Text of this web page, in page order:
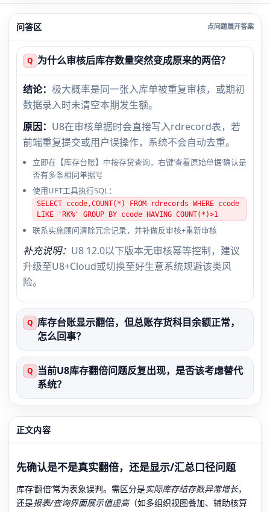
问答区
Q 为什么审核后库存数量突然变成原来的两倍？
结论： 极大概率是同一张入库单被重复审核，或期初
数据录入时未清空本期发生额。
原因： U8在审核单据时会直接写入rdrecord表，若
前端重复提交或用户误操作，系统不会自动去重。
立即在【库存台账】中按存货查询，右键‘查看原始单据’确认是
否有多条相同单据号
使用UFT工具执行SQL：
SELECT ccode,COUNT(*) FROM rdrecords WHERE ccode
LIKE 'RK%' GROUP BY ccode HAVING COUNT(*)>1
联系实施顾问清除冗余记录，并补做反审核+重新审核
补充说明： U8 12.0以下版本无审核幂等控制，建议
升级至U8+Cloud或切换至好生意系统规避该类风
险。
Q 库存台账显示翻倍，但总账存货科目余额正常，
怎么回事？
Q 当前U8库存翻倍问题反复出现，是否该考虑替代
系统？
正文内容
先确认是不是真实翻倍，还是显示/汇总口径问题
库存‘翻倍’常为表象误判。需区分是实际库存结存数异常增长，
还是报表/查询界面展示值虚高（如多组织视图叠加、辅助核算